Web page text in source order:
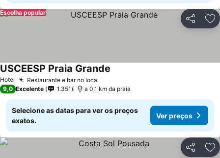
Partilhar
Escolha popular
Hotel Restaurante e bar no local
USCEESP Praia Grande
9,0 Excelente 1.351 a 0.1 km da praia
Selecione as datas para ver os preços
exatos.
Ver preços
Partilhar